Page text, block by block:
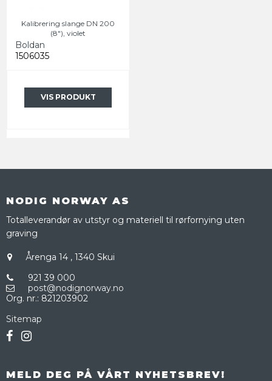
Kalibrering slange DN 200
(8"), violet
Boldan
1506035
VIS PRODUKT
NODIG NORWAY AS
Totalleverandør av utstyr og materiell til rørfornying uten
graving
Årenga 14 , 1340 Skui
921 39 000
post@nodignorway.no
Org. nr.: 821203902
Sitemap
MELD DEG PÅ VÅRT NYHETSBREV!